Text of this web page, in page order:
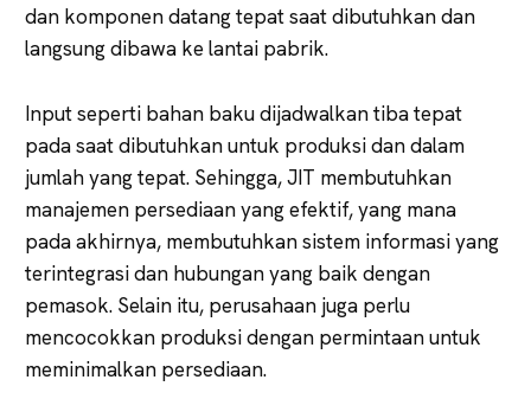
dan komponen datang tepat saat dibutuhkan dan
langsung dibawa ke lantai pabrik.
Input seperti bahan baku dijadwalkan tiba tepat
pada saat dibutuhkan untuk produksi dan dalam
jumlah yang tepat. Sehingga, JIT membutuhkan
manajemen persediaan yang efektif, yang mana
pada akhirnya, membutuhkan sistem informasi yang
terintegrasi dan hubungan yang baik dengan
pemasok. Selain itu, perusahaan juga perlu
mencocokkan produksi dengan permintaan untuk
meminimalkan persediaan.